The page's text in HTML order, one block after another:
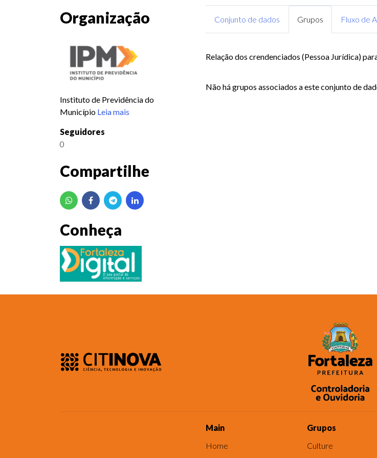
Organização
Instituto de Previdência do
Município Leia mais
Seguidores
0
Compartilhe
Conheça
Conjunto de dados Grupos Fluxo de
Relação dos crendenciados (Pessoa Jurídica)
Não há grupos associados a este conjunto de
Main
Home
Grupos
Culture